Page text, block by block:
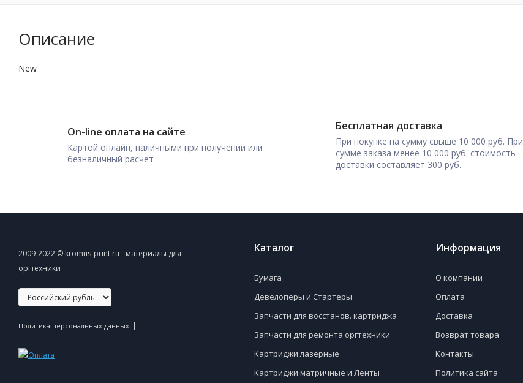
Описание
New
On-line оплата на сайте
Картой онлайн, наличными при получении или
безналичный расчет
Бесплатная доставка
При покупке на сумму свыше 10 000 руб. При
сумме заказа менее 10 000 руб. стоимость
доставки составляет 300 руб.
2009-2022 © kromus-print.ru - материалы для
оргтехники
Политика персональных данных |
Каталог
Бумага
Девелоперы и Стартеры
Запчасти для восстанов. картриджа
Запчасти для ремонта оргтехники
Картриджи лазерные
Картриджи матричные и Ленты
Информация
О компании
Оплата
Доставка
Возврат товара
Контакты
Политика сайта